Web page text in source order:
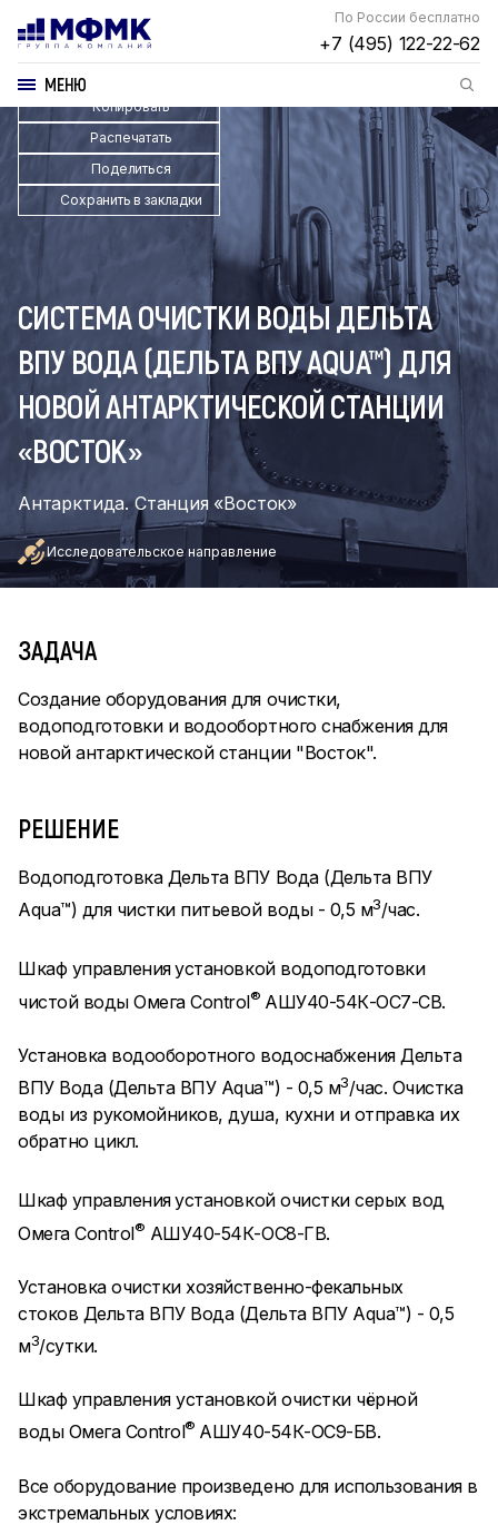
По России бесплатно
+7 (495) 122-22-62
МЕНЮ
Копировать
Распечатать
Поделиться
Сохранить в закладки
СИСТЕМА ОЧИСТКИ ВОДЫ ДЕЛЬТА
ВПУ ВОДА (ДЕЛЬТА ВПУ AQUA™) ДЛЯ
НОВОЙ АНТАРКТИЧЕСКОЙ СТАНЦИИ
«ВОСТОК»
Антарктида. Станция «Восток»
Исследовательское направление
ЗАДАЧА
Создание оборудования для очистки,
водоподготовки и водообортного снабжения для
новой антарктической станции "Восток".
РЕШЕНИЕ
Водоподготовка Дельта ВПУ Вода (Дельта ВПУ
Aqua™) для чистки питьевой воды - 0,5 м3/час.
Шкаф управленияустановкой водоподготовки
чистой воды Омега Control® АШУ40-54К-ОС7-СВ.
Установка водооборотного водоснабжения Дельта
ВПУ Вода (Дельта ВПУ Aqua™) - 0,5 м3/час. Очистка
воды из рукомойников, душа, кухни и отправка их
обратно цикл.
Шкаф управленияустановкой очистки серых вод
Омега Control® АШУ40-54К-ОС8-ГВ.
Установка очистки хозяйственно-фекальных
стоков Дельта ВПУ Вода (Дельта ВПУ Aqua™) - 0,5
м3/сутки.
Шкаф управления установкой очистки чёрной
воды Омега Control® АШУ40-54К-ОС9-БВ.
Все оборудование произведено для использования в
экстремальных условиях: